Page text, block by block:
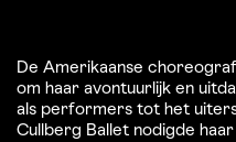
De Amerikaanse
om haar avontuurlijk en
als performers tot het
Cullberg Ballet nodigde